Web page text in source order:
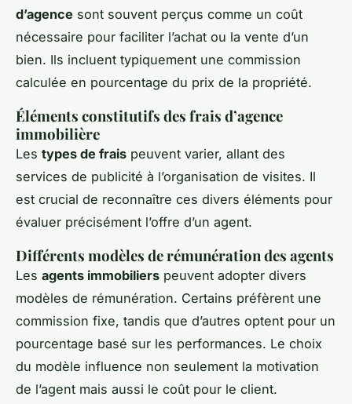
d’agence sont souvent perçus comme un coût
nécessaire pour faciliter l’achat ou la vente d’un
bien. Ils incluent typiquement une commission
calculée en pourcentage du prix de la propriété.
Éléments constitutifs des frais d’agence
immobilière
Les types de frais peuvent varier, allant des
services de publicité à l’organisation de visites. Il
est crucial de reconnaître ces divers éléments pour
évaluer précisément l’offre d’un agent.
Différents modèles de rémunération des agents
Les agents immobiliers peuvent adopter divers
modèles de rémunération. Certains préfèrent une
commission fixe, tandis que d’autres optent pour un
pourcentage basé sur les performances. Le choix
du modèle influence non seulement la motivation
de l’agent mais aussi le coût pour le client.